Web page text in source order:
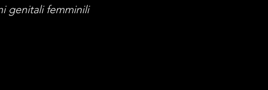
genitali femminili